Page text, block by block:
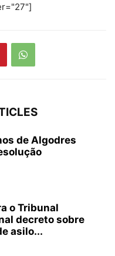
de Algodres
o Tribunal
decreto sobre
asilo...